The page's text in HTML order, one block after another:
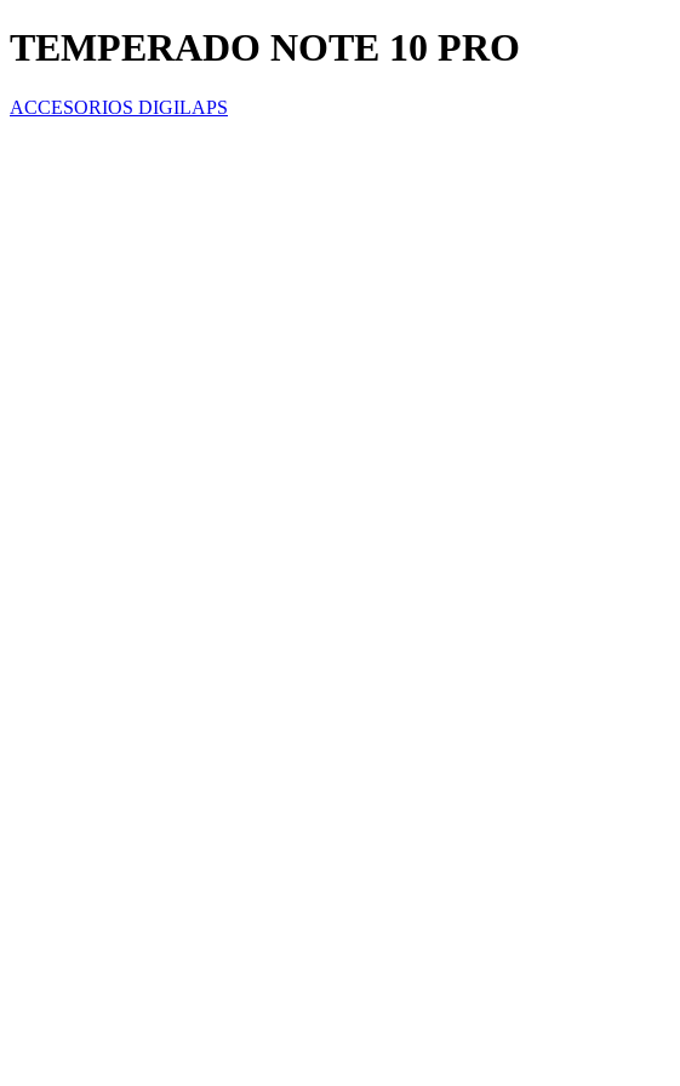
TEMPERADO NOTE 10 PRO
ACCESORIOS DIGILAPS